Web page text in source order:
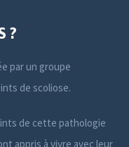
?
par un groupe
de scoliose.
de cette pathologie
appris à vivre avec leur